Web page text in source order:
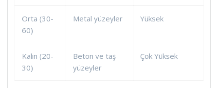
Orta (30-
60)
Metal yüzeyler Yüksek
Kalın (20-
30)
Beton ve taş
yüzeyler
Çok Yüksek